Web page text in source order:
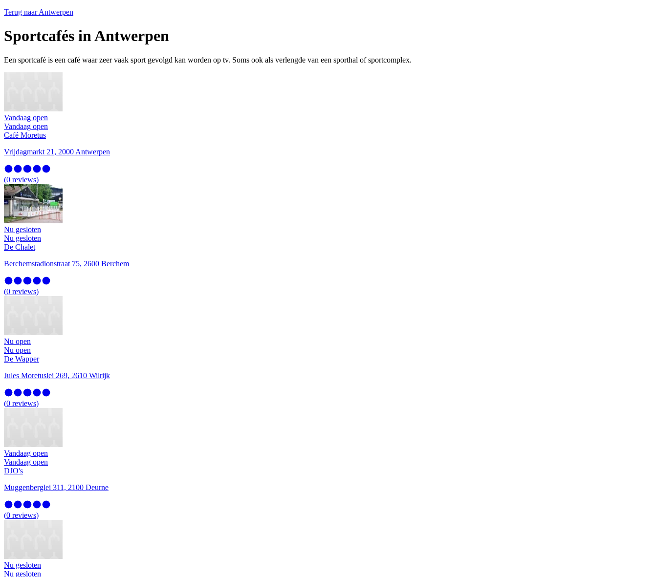
Terug naar Antwerpen
Sportcafés in Antwerpen
Een sportcafé is een café waar zeer vaak sport gevolgd kan worden op tv. Soms ook als verlengde van een sporthal of sportcomplex.
Vandaag open
Vandaag open
Café Moretus
Vrijdagmarkt 21, 2000 Antwerpen
(0 reviews)
Nu gesloten
Nu gesloten
De Chalet
Berchemstadionstraat 75, 2600 Berchem
(0 reviews)
Nu open
Nu open
De Wapper
Jules Moretuslei 269, 2610 Wilrijk
(0 reviews)
Vandaag open
Vandaag open
DJO's
Muggenberglei 311, 2100 Deurne
(0 reviews)
Nu gesloten
Nu gesloten